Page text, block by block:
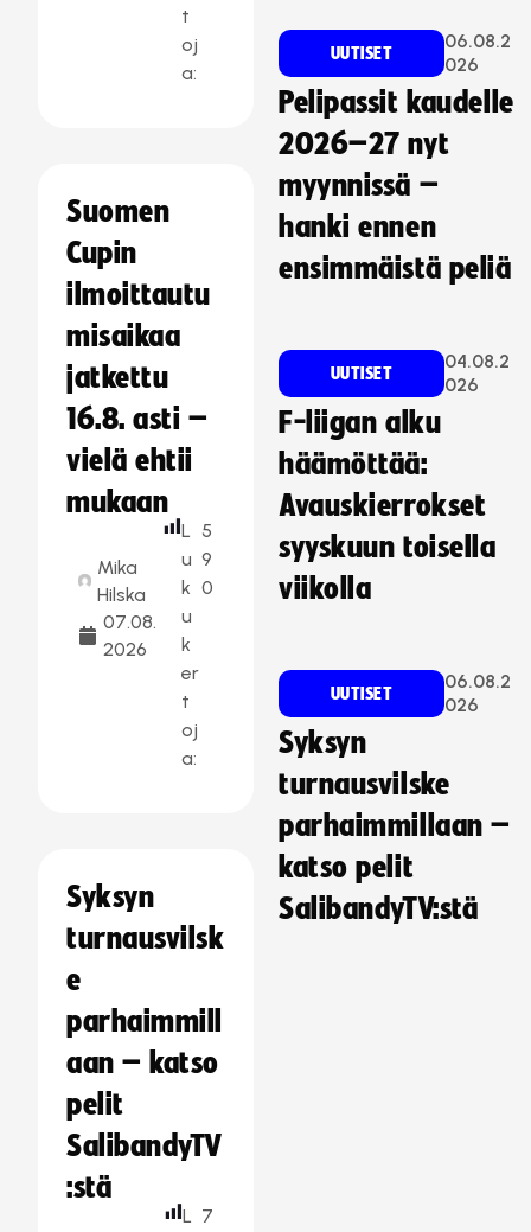
t
oj
a:
Suomen
Cupin
ilmoittautu
misaikaa
jatkettu
16.8. asti –
vielä ehtii
mukaan
Mika
Hilska
07.08.
2026
L
u
k
u
k
er
t
oj
a:
5
9
0
Syksyn
turnausvilsk
e
parhaimmill
aan – katso
pelit
SalibandyTV
:stä
L 7
UUTISET
06.08.2
026
Pelipassit kaudelle
2026–27 nyt
myynnissä –
hanki ennen
ensimmäistä peliä
UUTISET
04.08.2
026
F-liigan alku
häämöttää:
Avauskierrokset
syyskuun toisella
viikolla
UUTISET
06.08.2
026
Syksyn
turnausvilske
parhaimmillaan –
katso pelit
SalibandyTV:stä